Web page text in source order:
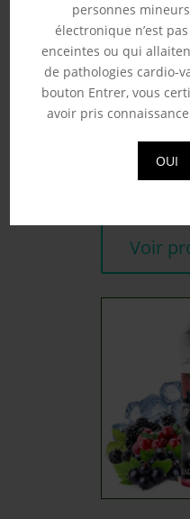
personnes
électronique n’est
enceintes ou qui
de pathologies cardio-
bouton Entrer, vous
avoir pris
OUI
Voir